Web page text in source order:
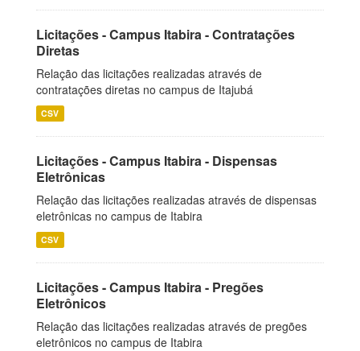
Licitações - Campus Itabira - Contratações
Diretas
Relação das licitações realizadas através de
contratações diretas no campus de Itajubá
CSV
Licitações - Campus Itabira - Dispensas
Eletrônicas
Relação das licitações realizadas através de dispensas
eletrônicas no campus de Itabira
CSV
Licitações - Campus Itabira - Pregões
Eletrônicos
Relação das licitações realizadas através de pregões
eletrônicos no campus de Itabira